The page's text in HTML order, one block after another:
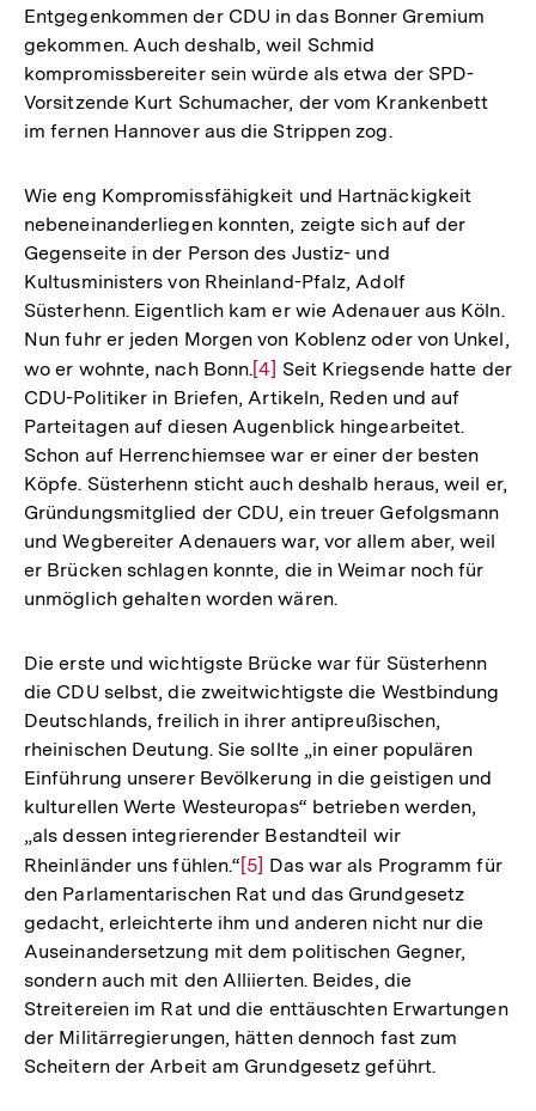
Entgegenkommen der CDU in das Bonner Gremium
gekommen. Auch deshalb, weil Schmid
kompromissbereiter sein würde als etwa der SPD-
Vorsitzende Kurt Schumacher, der vom Krankenbett
im fernen Hannover aus die Strippen zog.
Wie eng Kompromissfähigkeit und Hartnäckigkeit
nebeneinanderliegen konnten, zeigte sich auf der
Gegenseite in der Person des Justiz- und
Kultusministers von Rheinland-Pfalz, Adolf
Süsterhenn. Eigentlich kam er wie Adenauer aus Köln.
Nun fuhr er jeden Morgen von Koblenz oder von Unkel,
wo er wohnte, nach Bonn.Zur
Auflösung
der
Fußnote
[4] Seit Kriegsende hatte der
CDU-Politiker in Briefen, Artikeln, Reden und auf
Parteitagen auf diesen Augenblick hingearbeitet.
Schon auf Herrenchiemsee war er einer der besten
Köpfe. Süsterhenn sticht auch deshalb heraus, weil er,
Gründungsmitglied der CDU, ein treuer Gefolgsmann
und Wegbereiter Adenauers war, vor allem aber, weil
er Brücken schlagen konnte, die in Weimar noch für
unmöglich gehalten worden wären.
Die erste und wichtigste Brücke war für Süsterhenn
die CDU selbst, die zweitwichtigste die Westbindung
Deutschlands, freilich in ihrer antipreußischen,
rheinischen Deutung. Sie sollte „in einer populären
Einführung unserer Bevölkerung in die geistigen und
kulturellen Werte Westeuropas“ betrieben werden,
„als dessen integrierender Bestandteil wir
Rheinländer uns fühlen.“Zur
Auflösung
der
Fußnote
[5] Das war als Programm für
den Parlamentarischen Rat und das Grundgesetz
gedacht, erleichterte ihm und anderen nicht nur die
Auseinandersetzung mit dem politischen Gegner,
sondern auch mit den Alliierten. Beides, die
Streitereien im Rat und die enttäuschten Erwartungen
der Militärregierungen, hätten dennoch fast zum
Scheitern der Arbeit am Grundgesetz geführt.